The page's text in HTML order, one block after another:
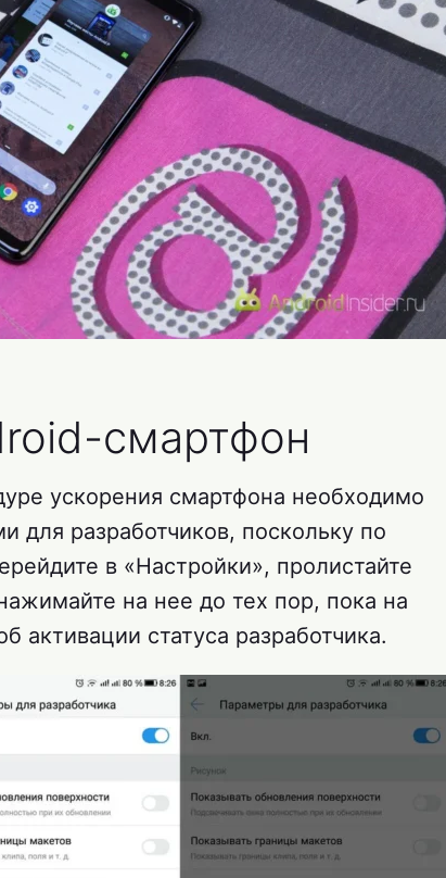
смартфон
ускорения смартфона необходимо
для разработчиков, поскольку по
в «Настройки», пролистайте
на нее до тех пор, пока на
активации статуса разработчика.